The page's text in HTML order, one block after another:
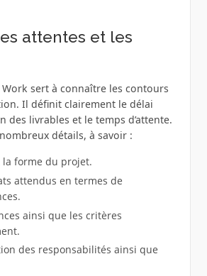
attentes et les
Work sert à connaître les contours
Il définit clairement le délai
des livrables et le temps d’attente.
détails, à savoir :
la forme du projet.
attendus en termes de
ainsi que les critères
des responsabilités ainsi que